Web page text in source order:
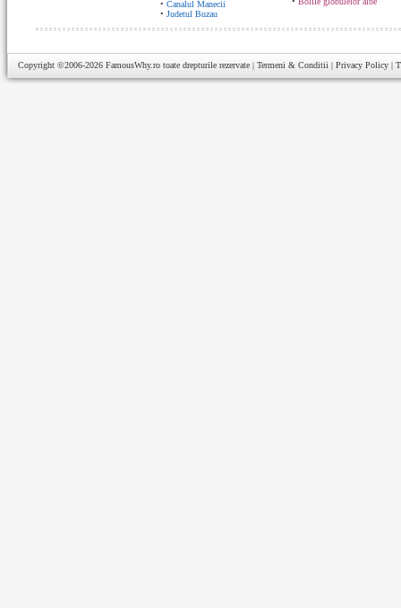
• Canalul Manecii
• Judetul Buzau
Copyright ©2006-2026 FamousWhy.ro toate drepturile rezervate | Termeni & Conditii | Privacy Policy |